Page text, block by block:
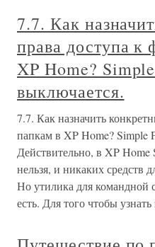
7.7. Как
права доступа к
XP Home?
выключается.
7.7. Как назначить
папкам в XP Home? Simple
Действительно, в XP
нельзя, и никаких средств
Но утилика для командной
есть. Для того чтобы